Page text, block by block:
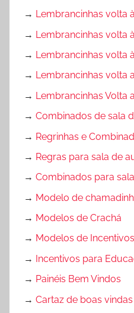
→ Lembrancinhas volta
→ Lembrancinhas volta
→ Lembrancinhas volta
→ Lembrancinhas volta
→ Lembrancinhas Volta
→ Combinados de sala
→ Regrinhas e
→ Regras para sala de
→ Combinados para
→ Modelo de
→ Modelos de Crachá
→ Modelos de Incentivos
→ Incentivos para
→ Painéis Bem Vindos
→ Cartaz de boas vindas